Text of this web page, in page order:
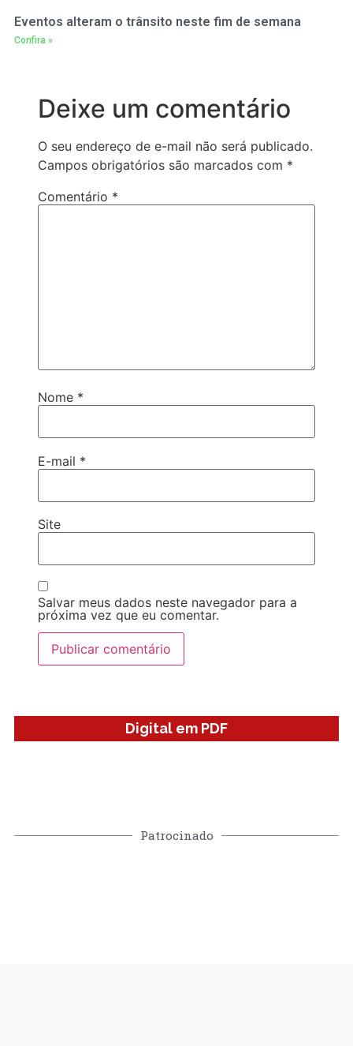
Eventos alteram o trânsito neste fim de semana
Confira »
Deixe um comentário
O seu endereço de e-mail não será publicado.
Campos obrigatórios são marcados com *
Comentário *
Nome *
E-mail *
Site
Salvar meus dados neste navegador para a
próxima vez que eu comentar.
Digital em PDF
Patrocinado